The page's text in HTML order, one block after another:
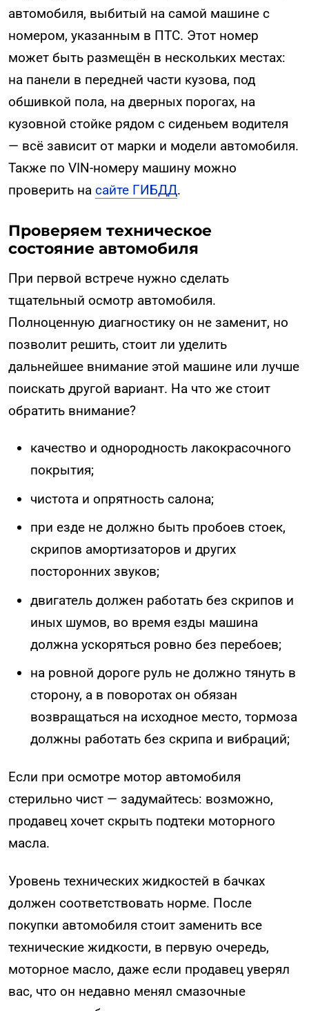
автомобиля, выбитый на самой машине с
номером, указанным в ПТС. Этот номер
может быть размещён в нескольких местах:
на панели в передней части кузова, под
обшивкой пола, на дверных порогах, на
кузовной стойке рядом с сиденьем водителя
— всё зависит от марки и модели автомобиля.
Также по VIN-номеру машину можно
проверить на сайте ГИБДД.
Проверяем техническое
состояние автомобиля
При первой встрече нужно сделать
тщательный осмотр автомобиля.
Полноценную диагностику он не заменит, но
позволит решить, стоит ли уделить
дальнейшее внимание этой машине или лучше
поискать другой вариант. На что же стоит
обратить внимание?
качество и однородность лакокрасочного
покрытия;
чистота и опрятность салона;
при езде не должно быть пробоев стоек,
скрипов амортизаторов и других
посторонних звуков;
двигатель должен работать без скрипов и
иных шумов, во время езды машина
должна ускоряться ровно без перебоев;
на ровной дороге руль не должно тянуть в
сторону, а в поворотах он обязан
возвращаться на исходное место, тормоза
должны работать без скрипа и вибраций;
Если при осмотре мотор автомобиля
стерильно чист — задумайтесь: возможно,
продавец хочет скрыть подтеки моторного
масла.
Уровень технических жидкостей в бачках
должен соответствовать норме. После
покупки автомобиля стоит заменить все
технические жидкости, в первую очередь,
моторное масло, даже если продавец уверял
вас, что он недавно менял смазочные